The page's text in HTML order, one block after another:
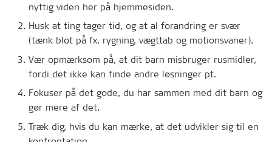
nyttig viden her på hjemmesiden.
Husk at ting tager tid, og at al forandring er svær
(tænk blot på fx. rygning, vægttab og motionsvaner).
Vær opmærksom på, at dit barn misbruger rusmidler,
fordi det ikke kan finde andre løsninger pt.
Fokuser på det gode, du har sammen med dit barn og
gør mere af det.
Træk dig, hvis du kan mærke, at det udvikler sig til en